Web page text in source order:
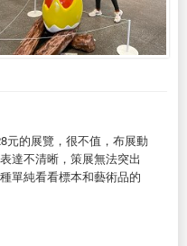
元的展覽，很不值，布展動
達不清晰，策展無法突出
單純看看標本和藝術品的